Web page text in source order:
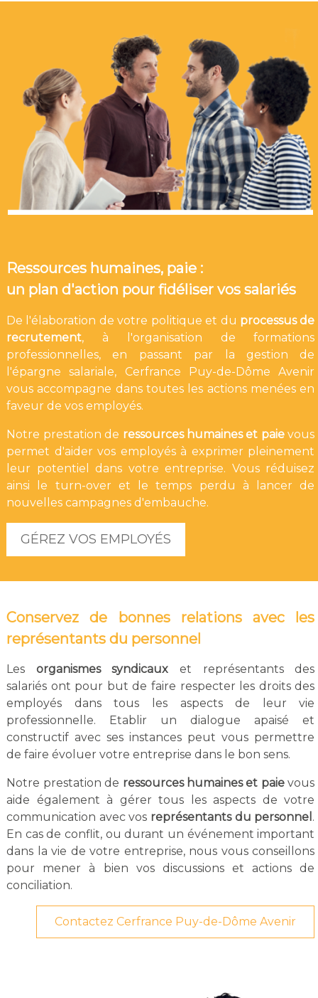
Ressources humaines, paie :
un plan d'action pour fidéliser vos salariés
De l'élaboration de votre politique et du processus de
recrutement, à l'organisation de formations
professionnelles, en passant par la gestion de
l'épargne salariale, Cerfrance Puy-de-Dôme Avenir
vous accompagne dans toutes les actions menées en
faveur de vos employés.
Notre prestation de ressources humaines et paievous
permet d'aider vos employés à exprimer pleinement
leur potentiel dans votre entreprise. Vous réduisez
ainsi le turn-over et le temps perdu à lancer de
nouvelles campagnes d'embauche.
GÉREZ VOS EMPLOYÉS
Conservez de bonnes relations avec les
représentants du personnel
Les organismes syndicaux et représentants des
salariés ont pour but de faire respecter les droits des
employés dans tous les aspects de leur vie
professionnelle. Etablir un dialogue apaisé et
constructif avec ses instances peut vous permettre
de faire évoluer votre entreprise dans le bon sens.
Notre prestation de ressources humaines et paievous
aide également à gérer tous les aspects de votre
communication avec vos représentants du personnel .
En cas de conflit, ou durant un événement important
dans la vie de votre entreprise, nous vous conseillons
pour mener à bien vos discussions et actions de
conciliation.
Contactez Cerfrance Puy-de-Dôme Avenir